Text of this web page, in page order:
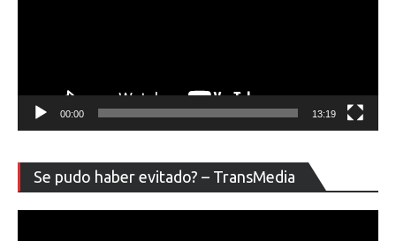
00:00 13:19
Se pudo haber evitado? – TransMedia
de